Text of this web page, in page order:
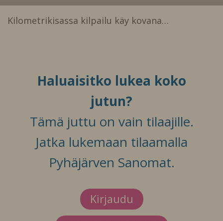
Kilometrikisassa kilpailu käy kovana…
Haluaisitko lukea koko
jutun?
Tämä juttu on vain tilaajille.
Jatka lukemaan tilaamalla
Pyhäjärven Sanomat.
Kirjaudu